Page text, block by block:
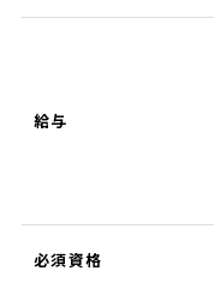
給与
必須資格